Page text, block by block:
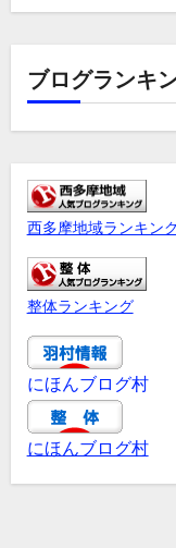
ブログランキ
西多摩地域ランキン
整体ランキング
にほんブログ村
にほんブログ村